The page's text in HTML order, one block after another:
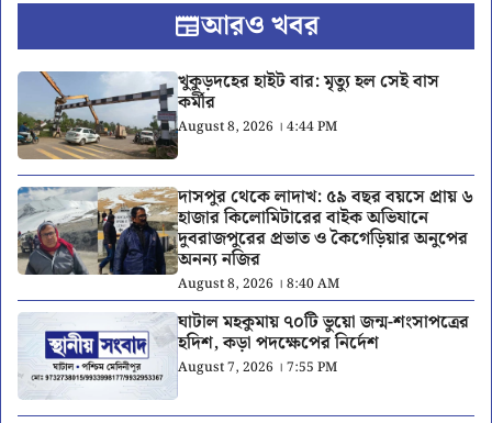
আরও খবর
খুকুড়দহের হাইট বার: মৃত্যু হল সেই বাস
কর্মীর
August 8, 2026 । 4:44 PM
দাসপুর থেকে লাদাখ: ৫৯ বছর বয়সে প্রায় ৬
হাজার কিলোমিটারের বাইক অভিযানে
দুবরাজপুরের প্রভাত ও কৈগেড়িয়ার অনুপের
অনন্য নজির
August 8, 2026 । 8:40 AM
ঘাটাল মহকুমায় ৭০টি ভুয়ো জন্ম-শংসাপত্রের
হদিশ, কড়া পদক্ষেপের নির্দেশ
August 7, 2026 । 7:55 PM